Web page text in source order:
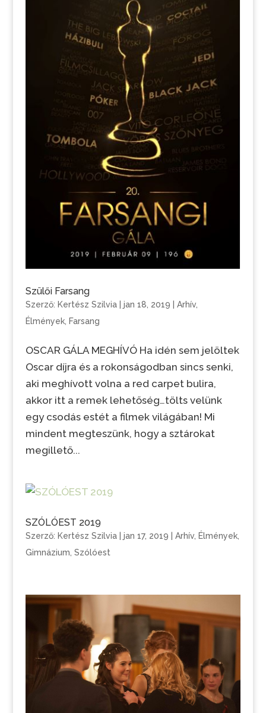
Szülői Farsang
Szerző: Kertész Szilvia| jan 18, 2019 Arhív,
Élmények, Farsang
OSCAR GÁLA MEGHÍVÓ Ha idén sem jelöltek
Oscar díjra és a rokonságodban sincs senki,
aki meghívott volna a red carpet bulira,
akkor itt a remek lehetőség…tölts velünk
egy csodás estét a filmek világában! Mi
mindent megteszünk, hogy a sztárokat
megillető...
SZÓLÓEST 2019
Szerző: Kertész Szilvia| jan 17, 2019 Arhív, Élmények,
Gimnázium Szólóest